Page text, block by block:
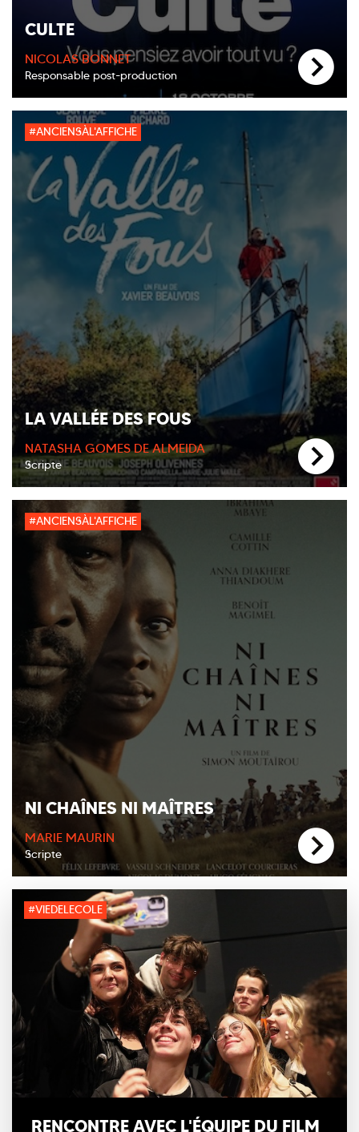
CULTE
NICOLAS BONNET
Responsable post-production
#ANCIENSÀL'AFFICHE
LA VALLÉE DES FOUS
NATASHA GOMES DE ALMEIDA
Scripte
#ANCIENSÀL'AFFICHE
NI CHAÎNES NI MAÎTRES
MARIE MAURIN
Scripte
#VIEDELECOLE
RENCONTRE AVEC L'ÉQUIPE DU FILM